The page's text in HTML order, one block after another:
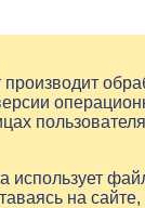
использует
на